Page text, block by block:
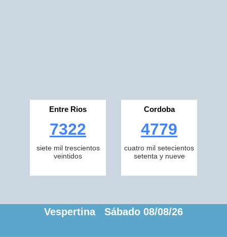
Entre Rios
7322
siete mil trescientos
veintidos
Cordoba
4779
cuatro mil setecientos
setenta y nueve
Vespertina Sábado 08/08/26